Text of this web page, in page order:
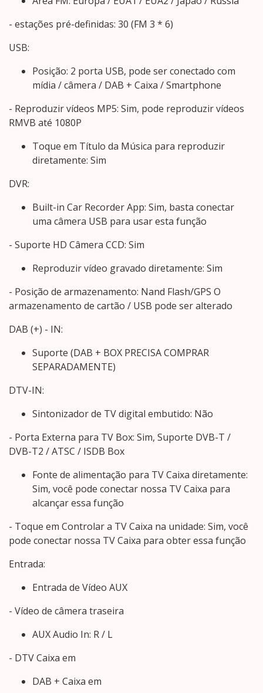
- estações pré-definidas: 30 (FM 3 * 6)
USB:
Posição: 2 porta USB, pode ser conectado com
mídia / câmera / DAB + Caixa / Smartphone
- Reproduzir vídeos MP5: Sim, pode reproduzir vídeos
RMVB até 1080P
Toque em Título da Música para reproduzir
diretamente: Sim
DVR:
Built-in Car Recorder App: Sim, basta conectar
uma câmera USB para usar esta função
- Suporte HD Câmera CCD: Sim
Reproduzir vídeo gravado diretamente: Sim
- Posição de armazenamento: Nand Flash/GPS O
armazenamento de cartão / USB pode ser alterado
DAB (+) - IN:
Suporte (DAB + BOX PRECISA COMPRAR
SEPARADAMENTE)
DTV-IN:
Sintonizador de TV digital embutido: Não
- Porta Externa para TV Box: Sim, Suporte DVB-T /
DVB-T2 / ATSC / ISDB Box
Fonte de alimentação para TV Caixa diretamente:
Sim, você pode conectar nossa TV Caixa para
alcançar essa função
- Toque em Controlar a TV Caixa na unidade: Sim, você
pode conectar nossa TV Caixa para obter essa função
Entrada:
Entrada de Vídeo AUX
- Vídeo de câmera traseira
AUX Audio In: R / L
- DTV Caixa em
DAB + Caixa em